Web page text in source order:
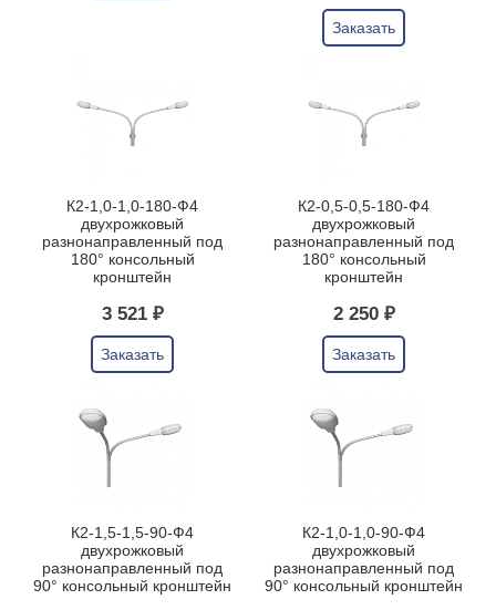
Заказать
К2-1,0-1,0-180-Ф4
двухрожковый
разнонаправленный под
180° консольный
кронштейн
3 521 ₽
Заказать
К2-0,5-0,5-180-Ф4
двухрожковый
разнонаправленный под
180° консольный
кронштейн
2 250 ₽
Заказать
К2-1,5-1,5-90-Ф4
двухрожковый
разнонаправленный под
90° консольный кронштейн
К2-1,0-1,0-90-Ф4
двухрожковый
разнонаправленный под
90° консольный кронштейн